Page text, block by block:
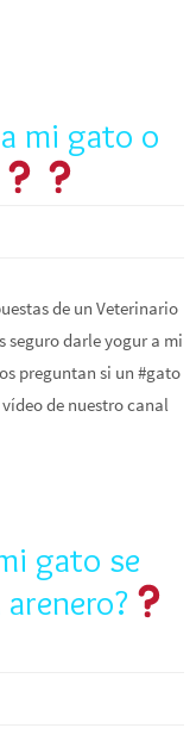
mi gato o
de un Veterinario
seguro darle yogur a mi
preguntan si un #gato
de nuestro canal
gato se